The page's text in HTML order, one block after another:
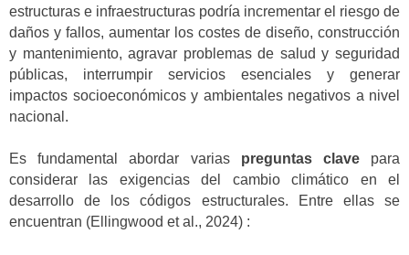
estructuras e infraestructuras podría incrementar el riesgo de
daños y fallos, aumentar los costes de diseño, construcción
y mantenimiento, agravar problemas de salud y seguridad
públicas, interrumpir servicios esenciales y generar
impactos socioeconómicos y ambientales negativos a nivel
nacional.
Es fundamental abordar varias preguntas clavepara
considerar las exigencias del cambio climático en el
desarrollo de los códigos estructurales. Entre ellas se
encuentran (Ellingwood et al., 2024) :